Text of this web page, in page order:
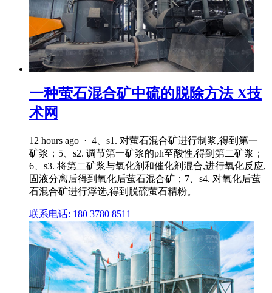
一种萤石混合矿中硫的脱除方法 X技
术网
12 hours ago · 4、s1. 对萤石混合矿进行制浆,得到第一
矿浆；5、s2. 调节第一矿浆的ph至酸性,得到第二矿浆；
6、s3. 将第二矿浆与氧化剂和催化剂混合,进行氧化反应,
固液分离后得到氧化后萤石混合矿；7、s4. 对氧化后萤
石混合矿进行浮选,得到脱硫萤石精粉。
联系电话: 180 3780 8511